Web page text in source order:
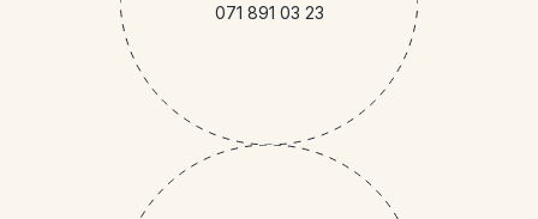
071 891 03 23